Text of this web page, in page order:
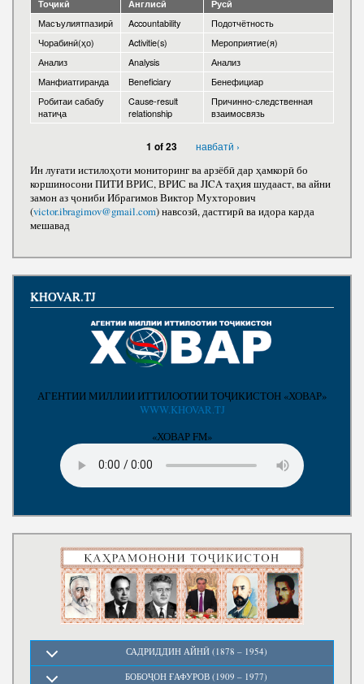
Санадҳо
Паёмҳо
Барқияҳо
Суҳбатҳои телефонӣ
Аксҳо
Шуъбаи банақшагирии стратегӣ, моделсозӣ ва дурнамои
макроиқтисодӣ
Шуъбаи тақвияти иқтидори содиротӣ, логистика ва
тиҷорати электронӣ
Шуъбаи самаранокии истеҳсолот ва инфрасохтор
Шуъбаи рушди нерӯи инсонӣ
Шуъбаи рушди мутавозини минтақаҳо
Шуъбаи рушди хизматрасониҳои байналмилалию дохилӣ
Бахши технологияи иттилоотӣ
Шуъбаи кадрҳо, ҳуқуқ ва коргузорӣ
Шуъбаи корҳо
Магистратура
Шурои диссертатсионӣ
Бахши магистратура, аспирантура ва докторантураи (PhD)
Тавсияҳо
Ҳамкориҳо
Тоҷикӣ Англисӣ Русӣ
Масъулиятпазирӣ Accountability
Подотчётность
Чорабинӣ(ҳо)
Activitie(s)
Мероприятие(я)
Анализ
Analysis
Анализ
Манфиатгиранда
Beneficiary
Бенефициар
Робитаи сабабу
натиҷа
Cause-result
relationship
Причинно-следственная
взаимосвязь
1 of 23
навбатӣ ›
Ин луғати истилоҳоти мониторинг ва арзёбӣ дар ҳамкорӣ бо
коршиносони ПИТИ ВРИС, ВРИС ва JICA таҳия шудааст, ва айни
замон аз ҷониби Ибрагимов Виктор Мухторович
(victor.ibragimov@gmail.com) навсозӣ, дастгирӣ ва идора карда
мешавад
KHOVAR.TJ
АГЕНТИИ МИЛЛИИ ИТТИЛООТИИ ТОҶИКИСТОН «ХОВАР»
WWW.KHOVAR.TJ
«ХОВАР FM»
САДРИДДИН АЙНӢ (1878 – 1954)
БОБОҶОН ҒАФУРОВ (1909 – 1977)